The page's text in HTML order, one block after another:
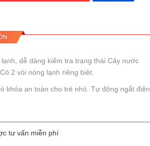
dễ dàng kiểm tra trạng thái Cây nước
2 vòi nóng lạnh riêng biệt.
khóa an toàn cho trẻ nhỏ. Tự động ngắt điện
tư vấn miễn phí